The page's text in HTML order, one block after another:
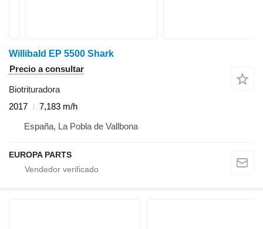
Willibald EP 5500 Shark
Precio a consultar
Biotrituradora
2017
7,183 m/h
España, La Pobla de Vallbona
EUROPA PARTS